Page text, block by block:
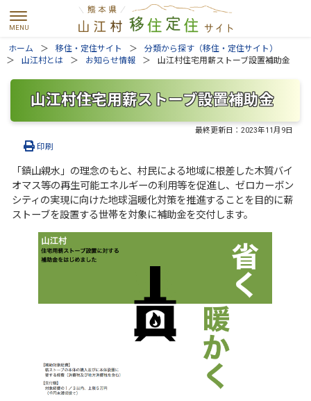
ホーム 移住・定住サイト
分類から探す（移住・定住サイト）
山江村とは
お知らせ情報 山江村住宅用薪ストーブ設置補助金
山江村住宅用薪ストーブ設置補助金
最終更新日：2023年11月9日
印刷
「鎮山親水」の理念のもと、村民による地域に根差した木質バイ
オマス等の再生可能エネルギーの利用等を促進し、ゼロカーボン
シティの実現に向けた地球温暖化対策を推進することを目的に薪
ストーブを設置する世帯を対象に補助金を交付します。